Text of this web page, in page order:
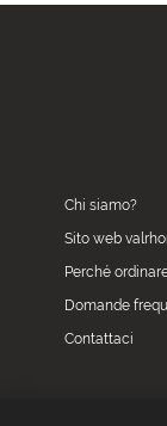
Chi siamo?
Sito web
Perché
Domande
Contattaci